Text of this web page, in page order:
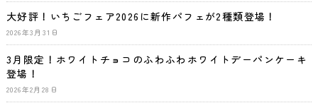
大好評！いちごフェア2026に新作パフェが2種類登場！
2026年3月31日
3月限定！ホワイトチョコのふわふわホワイトデーパンケーキ
登場！
2026年2月28日